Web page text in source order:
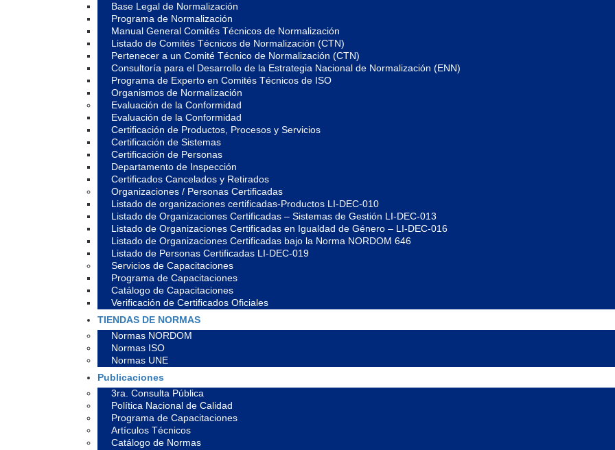
Base Legal de Normalización
Programa de Normalización
Manual General Comités Técnicos de Normalización
Listado de Comités Técnicos de Normalización (CTN)
Pertenecer a un Comité Técnico de Normalización (CTN)
Consultoría para el Desarrollo de la Estrategia Nacional de Normalización (ENN)
Programa de Experto en Comités Técnicos de ISO
Organismos de Normalización
Evaluación de la Conformidad
Evaluación de la Conformidad
Certificación de Productos, Procesos y Servicios
Certificación de Sistemas
Certificación de Personas
Departamento de Inspección
Certificados Cancelados y Retirados
Organizaciones / Personas Certificadas
Listado de organizaciones certificadas-Productos LI-DEC-010
Listado de Organizaciones Certificadas – Sistemas de Gestión LI-DEC-013
Listado de Organizaciones Certificadas en Igualdad de Género – LI-DEC-016
Listado de Organizaciones Certificadas bajo la Norma NORDOM 646
Listado de Personas Certificadas LI-DEC-019
Servicios de Capacitaciones
Programa de Capacitaciones
Catálogo de Capacitaciones
Verificación de Certificados Oficiales
TIENDAS DE NORMAS
Normas NORDOM
Normas ISO
Normas UNE
Publicaciones
3ra. Consulta Pública
Política Nacional de Calidad
Programa de Capacitaciones
Artículos Técnicos
Catálogo de Normas